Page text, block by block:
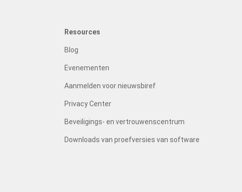
Resources
Blog
Evenementen
Aanmelden voor nieuwsbiref
Privacy Center
Beveiligings- en vertrouwenscentrum
Downloads van proefversies van software